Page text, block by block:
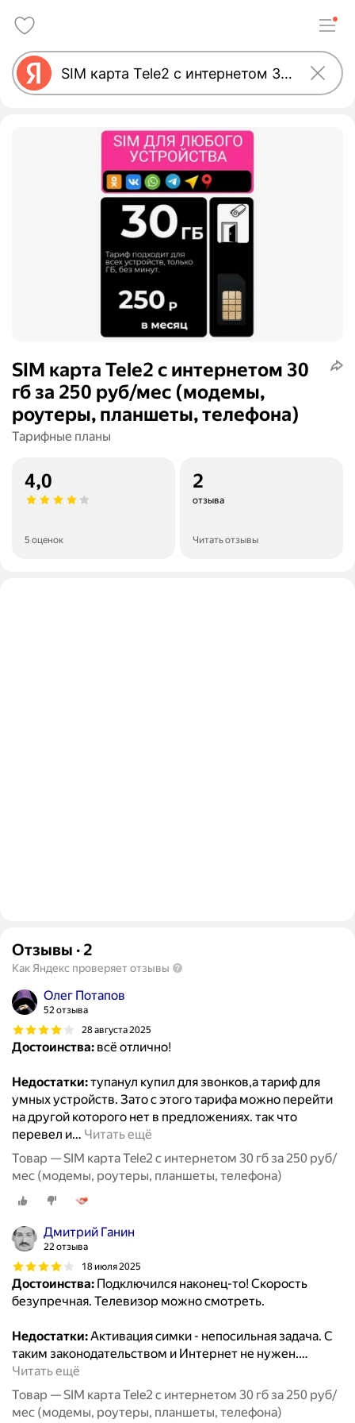
SIM карта Tele2 с интернетом 30
гб за 250 руб/мес (модемы,
роутеры, планшеты, телефона)
Тарифные планы
4,0
5 оценок
2
отзыва
Читать отзывы
Отзывы · 2
Как Яндекс проверяет отзывы
Олег Потапов
52 отзыва
28 августа 2025
Достоинства: всё отлично!
Недостатки:тупанул купил для звонков,а тариф для
умных устройств. Зато с этого тарифа можно перейти
на другой которого нет в предложениях. так что
перевел и… Читать ещё
Товар — SIM карта Tele2 с интернетом 30 гб за 250 руб/
мес (модемы, роутеры, планшеты, телефона)
Дмитрий Ганин
22 отзыва
18 июля 2025
Достоинства: Подключился наконец-то! Скорость
безупречная. Телевизор можно смотреть.
Недостатки:Активация симки - непосильная задача. С
таким законодательством и Интернет не нужен.…
Читать ещё
Товар — SIM карта Tele2 с интернетом 30 гб за 250 руб/
мес (модемы, роутеры, планшеты, телефона)